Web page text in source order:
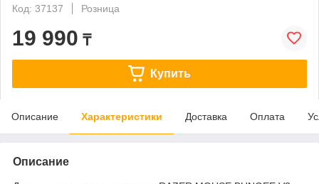
Код: 37137
Розница
19 990 ₸
Купить
Описание Характеристики Доставка Оплата
Описание